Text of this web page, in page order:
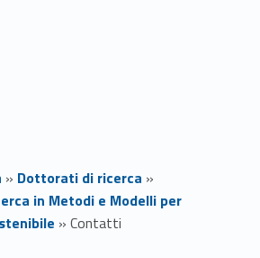
» Dottorati di ricerca »
in Metodi e Modelli per
» Contatti